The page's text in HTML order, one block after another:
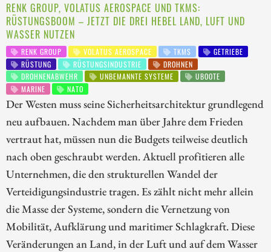
RENK GROUP, VOLATUS AEROSPACE UND TKMS:
RÜSTUNGSBOOM – JETZT DIE DREI HEBEL LAND, LUFT UND
WASSER NUTZEN
RENK GROUP VOLATUS AEROSPACE TKMS
GETRIEBE
RÜSTUNG
RÜSTUNGSINDUSTRIE
DROHNEN
DROHNENABWEHR
UNBEMANNTE SYSTEME
UBOOTE
MARINE
NATO
Der Westen muss seine Sicherheitsarchitektur grundlegend
neu aufbauen. Nachdem man über Jahre dem Frieden
vertraut hat, müssen nun die Budgets teilweise deutlich
nach oben geschraubt werden. Aktuell profitieren alle
Unternehmen, die den strukturellen Wandel der
Verteidigungsindustrie tragen. Es zählt nicht mehr allein
die Masse der Systeme, sondern die Vernetzung von
Mobilität, Aufklärung und maritimer Schlagkraft. Diese
Veränderungen an Land, in der Luft und auf dem Wasser